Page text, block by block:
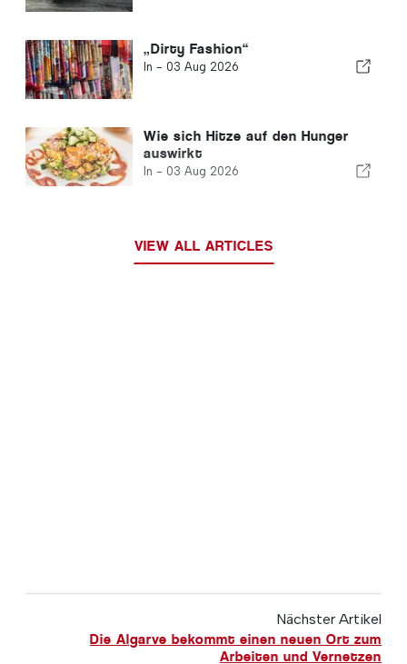
„Dirty Fashion“
In - 03 Aug 2026
Wie sich Hitze auf den Hunger
auswirkt
In - 03 Aug 2026
VIEW ALL ARTICLES
Nächster Artikel
Die Algarve bekommt einen neuen Ort zum
Arbeiten und Vernetzen